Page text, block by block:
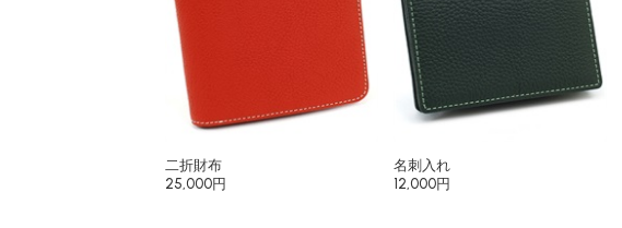
二折財布
25,000円
名刺入れ
12,000円